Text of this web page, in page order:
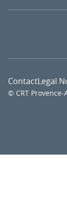
© CRT
ContactLegal